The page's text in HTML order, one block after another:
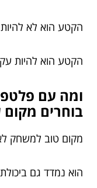
הקטע הוא לא
הקטע הוא להיות
ומה עם
בוחרים
מקום טוב למשחק
הוא נמדד גם